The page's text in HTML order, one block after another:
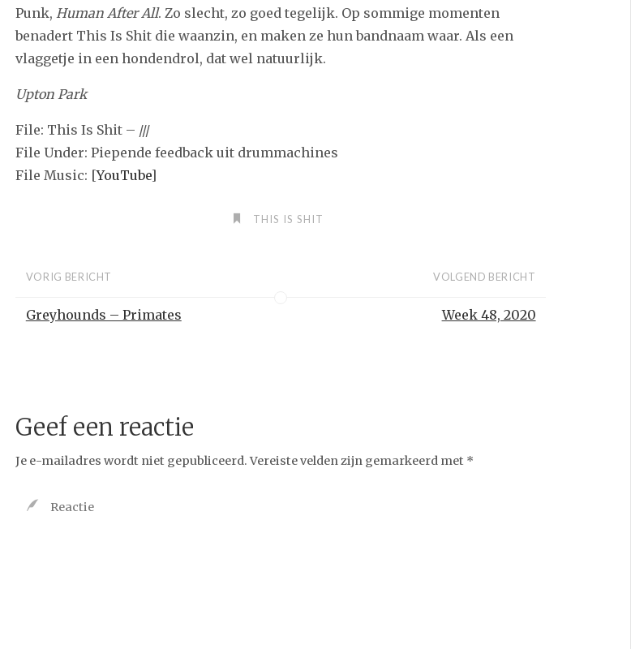
Punk, Human After All. Zo slecht, zo goed tegelijk. Op sommige momenten
benadert This Is Shit die waanzin, en maken ze hun bandnaam waar. Als een
vlaggetje in een hondendrol, dat wel natuurlijk.
Upton Park
File: This Is Shit – ///
File Under: Piepende feedback uit drummachines
File Music: [YouTube]
THIS IS SHIT
VORIG BERICHT
Greyhounds – Primates
VOLGEND BERICHT
Week 48, 2020
Geef een reactie
Je e-mailadres wordt niet gepubliceerd. Vereiste velden zijn gemarkeerd met *